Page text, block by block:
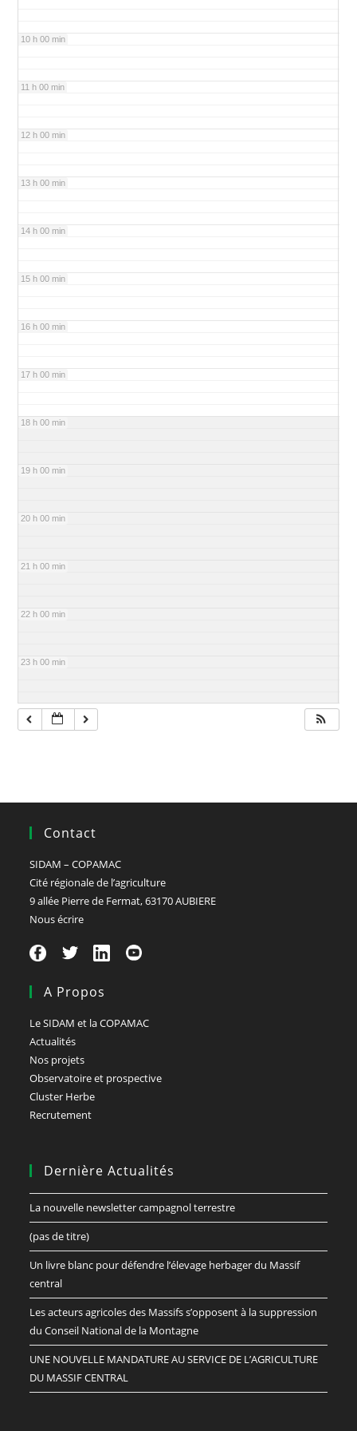
10 h 00 min
11 h 00 min
12 h 00 min
13 h 00 min
14 h 00 min
15 h 00 min
16 h 00 min
17 h 00 min
18 h 00 min
19 h 00 min
20 h 00 min
21 h 00 min
22 h 00 min
23 h 00 min
Contact
SIDAM – COPAMAC
Cité régionale de l’agriculture
9 allée Pierre de Fermat, 63170 AUBIERE
Nous écrire
A Propos
Le SIDAM et la COPAMAC
Actualités
Nos projets
Observatoire et prospective
Cluster Herbe
Recrutement
Dernière Actualités
La nouvelle newsletter campagnol terrestre
(pas de titre)
Un livre blanc pour défendre l’élevage herbager du Massif
central
Les acteurs agricoles des Massifs s’opposent à la suppression
du Conseil National de la Montagne
UNE NOUVELLE MANDATURE AU SERVICE DE L’AGRICULTURE
DU MASSIF CENTRAL